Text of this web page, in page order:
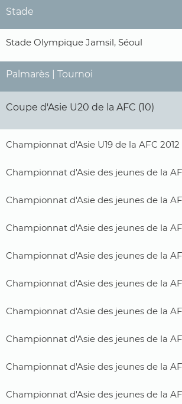
Stade
Stade Olympique Jamsil, Séoul
Palmarès | Tournoi
Coupe d'Asie U20 de la AFC (10)
Championnat d'Asie U19 de la AFC 2012
Championnat d'Asie des jeunes de la
Championnat d'Asie des jeunes de la
Championnat d'Asie des jeunes de la
Championnat d'Asie des jeunes de la
Championnat d'Asie des jeunes de la
Championnat d'Asie des jeunes de la
Championnat d'Asie des jeunes de la
Championnat d'Asie des jeunes de la
Championnat d'Asie des jeunes de la